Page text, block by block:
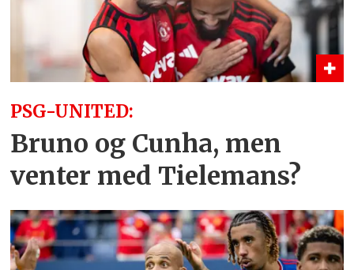
PSG-UNITED:
Bruno og Cunha, men
venter med Tielemans?